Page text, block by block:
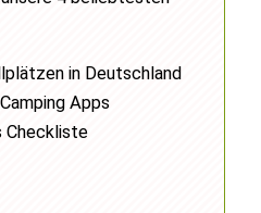
in Deutschland
Apps
Checkliste